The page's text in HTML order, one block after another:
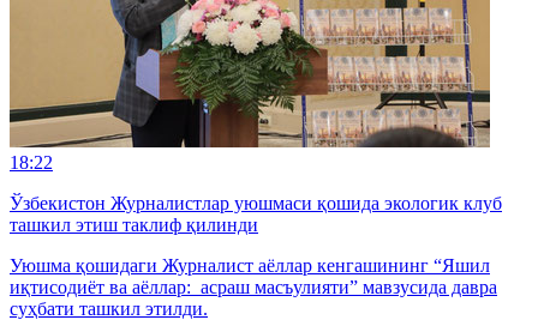
18:22
Ўзбекистон Журналистлар уюшмаси қошида экологик клуб
ташкил этиш таклиф қилинди
Уюшма қошидаги Журналист аёллар кенгашининг “Яшил
иқтисодиёт ва аёллар: асраш масъулияти” мавзусида давра
суҳбати ташкил этилди.